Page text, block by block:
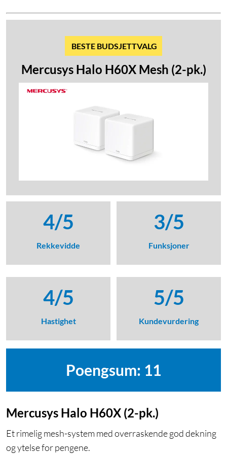
BESTE BUDSJETTVALG
Mercusys Halo H60X Mesh (2-pk.)
4/5
Rekkevidde
4/5
Hastighet
3/5
Funksjoner
5/5
Kundevurdering
Poengsum: 11
Mercusys Halo H60X (2-pk.)
Et rimelig mesh-system med overraskende god dekning
og ytelse for pengene.